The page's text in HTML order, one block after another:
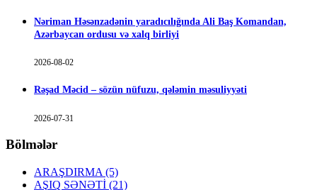
Nəriman Həsənzadənin yaradıcılığında Ali Baş Komandan,
Azərbaycan ordusu və xalq birliyi
2026-08-02
Rəşad Məcid – sözün nüfuzu, qələmin məsuliyyəti
2026-07-31
Bölmələr
ARAŞDIRMA (5)
AŞIQ SƏNƏTİ (21)